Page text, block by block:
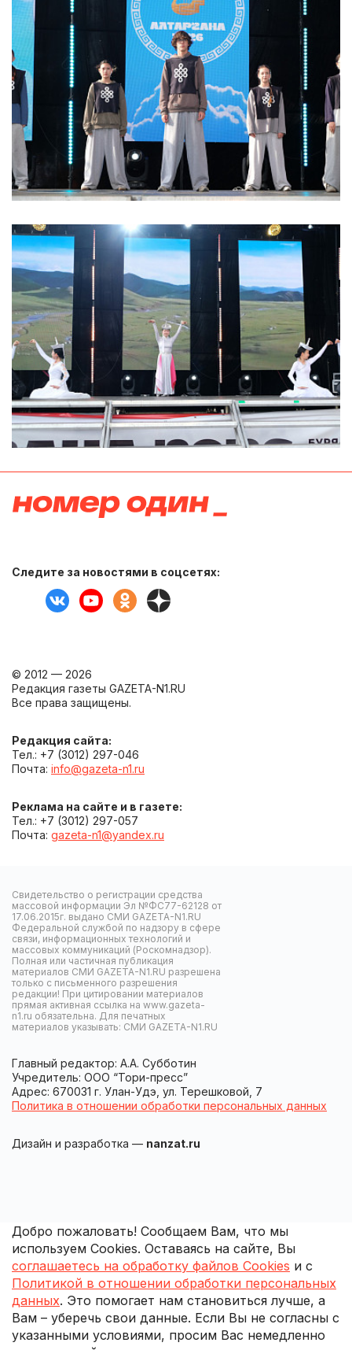
Следите за новостями в соцсетях:
© 2012 — 2026
Редакция газеты GAZETA-N1.RU
Все права защищены.
Редакция сайта:
Тел.: +7 (3012) 297-046
Почта: info@gazeta-n1.ru
Реклама на сайте и в газете:
Тел.: +7 (3012) 297-057
Почта: gazeta-n1@yandex.ru
Свидетельство о регистрации средства
массовой информации Эл №ФС77-62128 от
17.06.2015г. выдано СМИ GAZETA-N1.RU
Федеральной службой по надзору в сфере
связи, информационных технологий и
массовых коммуникаций (Роскомнадзор).
Полная или частичная публикация
материалов СМИ GAZETA-N1.RU разрешена
только с письменного разрешения
редакции! При цитировании материалов
прямая активная ссылка на www.gazeta-
n1.ru обязательна. Для печатных
материалов указывать: СМИ GAZETA-N1.RU
Главный редактор: А.А. Субботин
Учредитель: ООО “Тори-пресс”
Адрес: 670031 г. Улан-Удэ, ул. Терешковой, 7
Политика в отношении обработки персональных данных
Дизайн и разработка — nanzat.ru
Добро пожаловать! Сообщаем Вам, что мы
используем Cookies. Оставаясь на сайте, Вы
соглашаетесь на обработку файлов Cookies и с
Политикой в отношении обработки персональных
данных. Это помогает нам становиться лучше, а
Вам – уберечь свои данные. Если Вы не согласны с
указанными условиями, просим Вас немедленно